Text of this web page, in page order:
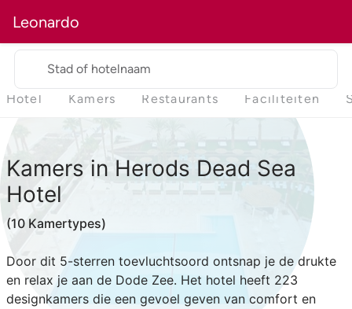
Leonardo
Stad of hotelnaam
Hotel Kamers Restaurants Faciliteiten
Kamers in Herods Dead Sea
Hotel
(10 Kamertypes)
Door dit 5-sterren toevluchtsoord ontsnap je de drukte
en relax je aan de Dode Zee. Het hotel heeft 223
designkamers die een gevoel geven van comfort en